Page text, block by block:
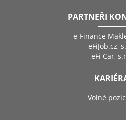
PARTNEŘI
e-Finance
eFiJob.cz,
eFi Car,
Volné